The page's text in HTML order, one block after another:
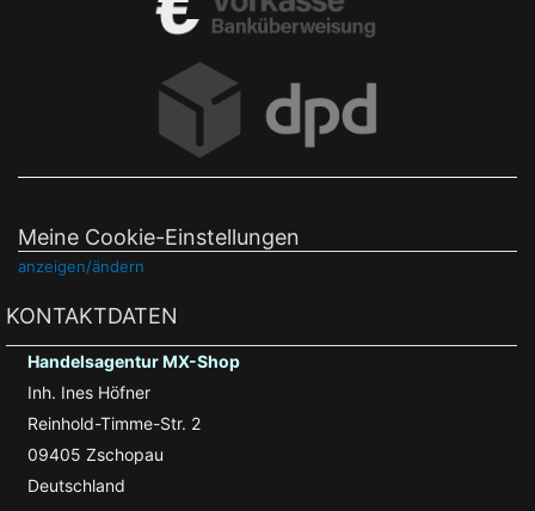
Meine Cookie-Einstellungen
anzeigen/ändern
KONTAKTDATEN
Handelsagentur MX-Shop
Inh. Ines Höfner
Reinhold-Timme-Str. 2
09405 Zschopau
Deutschland